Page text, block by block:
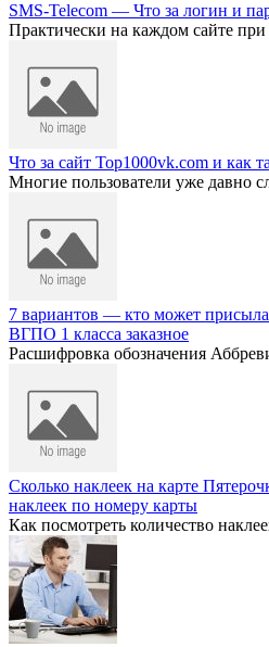
SMS-Telecom — Что за логин и
Практически на каждом сайте
Что за сайт Top1000vk.com и как
Многие пользователи уже давно
7 вариантов — кто может
ВГПО 1 класса заказное
Расшифровка обозначения
Сколько наклеек на карте
наклеек по номеру карты
Как посмотреть количество